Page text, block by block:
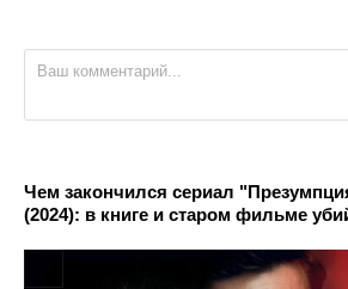
Чем закончился сериал
(2024): в книге и старом фильме